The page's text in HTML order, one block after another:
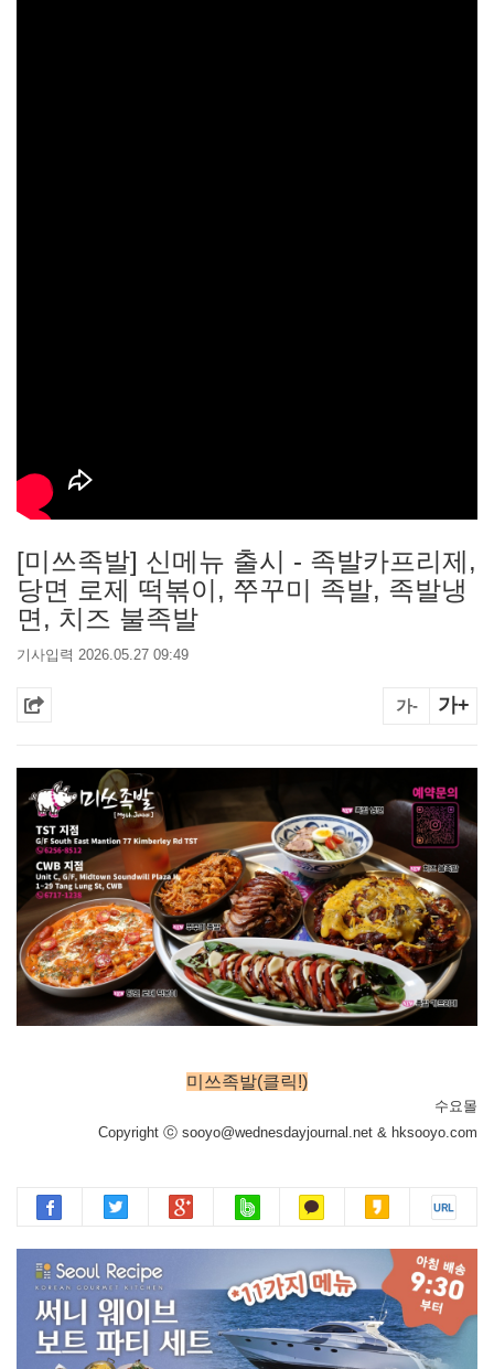
[미쓰족발] 신메뉴 출시 - 족발카프리제,
당면 로제 떡볶이, 쭈꾸미 족발, 족발냉
면, 치즈 불족발
기사입력 2026.05.27 09:49
가- 가+
미쓰족발(클릭!)
수요몰
Copyright ⓒ sooyo@wednesdayjournal.net & hksooyo.com